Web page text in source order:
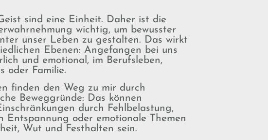
sind eine Einheit. Daher ist die
wichtig, um bewusster
unser Leben zu gestalten. Das wirkt
Ebenen: Angefangen bei uns
und emotional, im Berufsleben,
oder Familie.
finden den Weg zu mir durch
Beweggründe: Das können
durch Fehlbelastung,
Entspannung oder emotionale Themen
Wut und Festhalten sein.